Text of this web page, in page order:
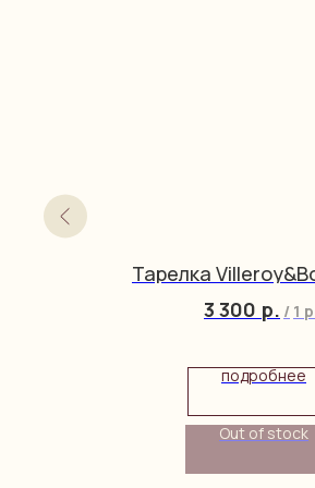
Тарелка
3 300 р. / 1
подробнее
Out of stock